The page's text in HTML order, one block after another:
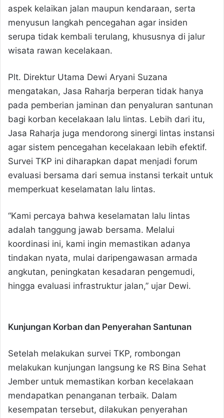
aspek kelaikan jalan maupun kendaraan, serta
menyusun langkah pencegahan agar insiden
serupa tidak kembali terulang, khususnya di jalur
wisata rawan kecelakaan.
Plt. Direktur Utama Dewi Aryani Suzana
mengatakan, Jasa Raharja berperan tidak hanya
pada pemberian jaminan dan penyaluran santunan
bagi korban kecelakaan lalu lintas. Lebih dari itu,
Jasa Raharja juga mendorong sinergi lintas instansi
agar sistem pencegahan kecelakaan lebih efektif.
Survei TKP ini diharapkan dapat menjadi forum
evaluasi bersama dari semua instansi terkait untuk
memperkuat keselamatan lalu lintas.
“Kami percaya bahwa keselamatan lalu lintas
adalah tanggung jawab bersama. Melalui
koordinasi ini, kami ingin memastikan adanya
tindakan nyata, mulai daripengawasan armada
angkutan, peningkatan kesadaran pengemudi,
hingga evaluasi infrastruktur jalan,” ujar Dewi.
Kunjungan Korban dan Penyerahan Santunan
Setelah melakukan survei TKP, rombongan
melakukan kunjungan langsung ke RS Bina Sehat
Jember untuk memastikan korban kecelakaan
mendapatkan penanganan terbaik. Dalam
kesempatan tersebut, dilakukan penyerahan